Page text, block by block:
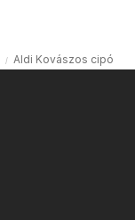
Aldi Kovászos cipó